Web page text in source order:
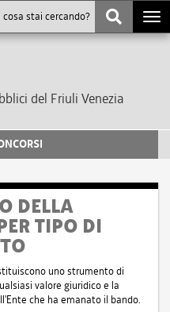
del Friuli Venezia
DELLA
TIPO DI
uno strumento di
valore giuridico e la
che ha emanato il bando.